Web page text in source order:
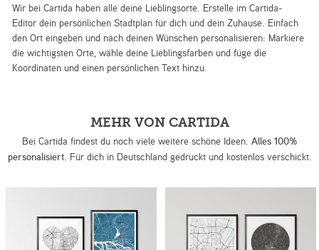
Wir bei Cartida haben alle deine Lieblingsorte. Erstelle im Cartida-
Editor dein persönlichen Stadtplan für dich und dein Zuhause. Einfach
den Ort eingeben und nach deinen Wünschen personalisieren: Markiere
die wichtigsten Orte, wähle deine Lieblingsfarben und füge die
Koordinaten und einen persönlichen Text hinzu.
MEHR VON CARTIDA
Bei Cartida findest du noch viele weitere schöne Ideen. Alles 100%
personalisiert. Für dich in Deutschland gedruckt und kostenlos verschickt.